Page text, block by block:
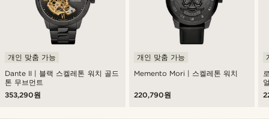
Dante II | 블랙 스켈레톤 워치 골드
톤 무브먼트
개인 맞춤 가능
353,290원
Memento Mori | 스켈레톤 워치
개인 맞춤 가능
220,790원